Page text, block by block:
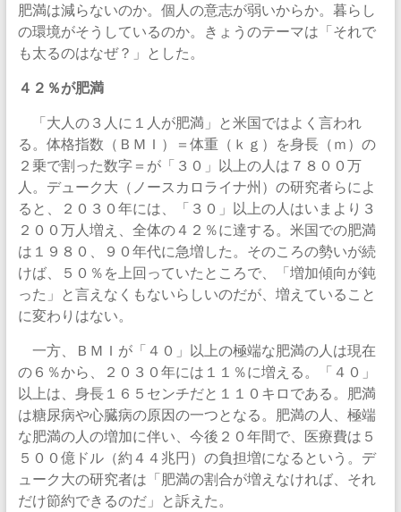
肥満は減らないのか。個人の意志が弱いからか。暮らし
の環境がそうしているのか。きょうのテーマは「それで
も太るのはなぜ？」とした。
４２％が肥満
「大人の３人に１人が肥満」と米国ではよく言われ
る。体格指数（ＢＭＩ）＝体重（ｋｇ）を身長（ｍ）の
２乗で割った数字＝が「３０」以上の人は７８００万
人。デューク大（ノースカロライナ州）の研究者らによ
ると、２０３０年には、「３０」以上の人はいまより３
２００万人増え、全体の４２％に達する。米国での肥満
は１９８０、９０年代に急増した。そのころの勢いが続
けば、５０％を上回っていたところで、「増加傾向が鈍
った」と言えなくもないらしいのだが、増えていること
に変わりはない。
一方、ＢＭＩが「４０」以上の極端な肥満の人は現在
の６％から、２０３０年には１１％に増える。「４０」
以上は、身長１６５センチだと１１０キロである。肥満
は糖尿病や心臓病の原因の一つとなる。肥満の人、極端
な肥満の人の増加に伴い、今後２０年間で、医療費は５
５００億ドル（約４４兆円）の負担増になるという。デ
ューク大の研究者は「肥満の割合が増えなければ、それ
だけ節約できるのだ」と訴えた。